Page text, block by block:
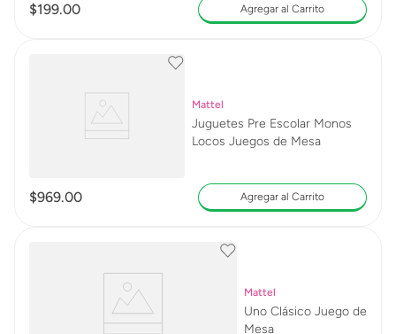
$199.00 Agregar al Carrito
Mattel
Juguetes Pre Escolar Monos
Locos Juegos de Mesa
$969.00 Agregar al Carrito
Mattel
Uno Clásico Juego de
Mesa